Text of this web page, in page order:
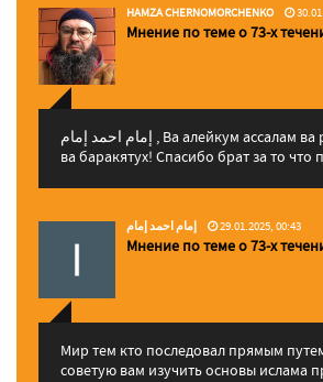
HAMZA CHERNOMORCHENKO
Мнение по теме о 73-х
إمام احمد إمام , Ва алейкум ассалам ва рахматуЛлахи
ва баракятух! Спасибо брат за то что
إمام احمد إمام 29.01.2025, 00:43
Мнение по теме о 73-х
Мир тем кто последовал прямым
советую вам изучить основы ислама